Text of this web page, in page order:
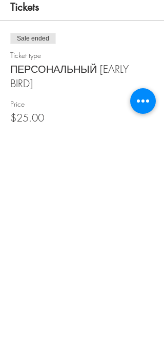
Tickets
Sale ended
Ticket type
ПЕРСОНАЛЬНЫЙ [EARLY
BIRD]
Price
$25.00